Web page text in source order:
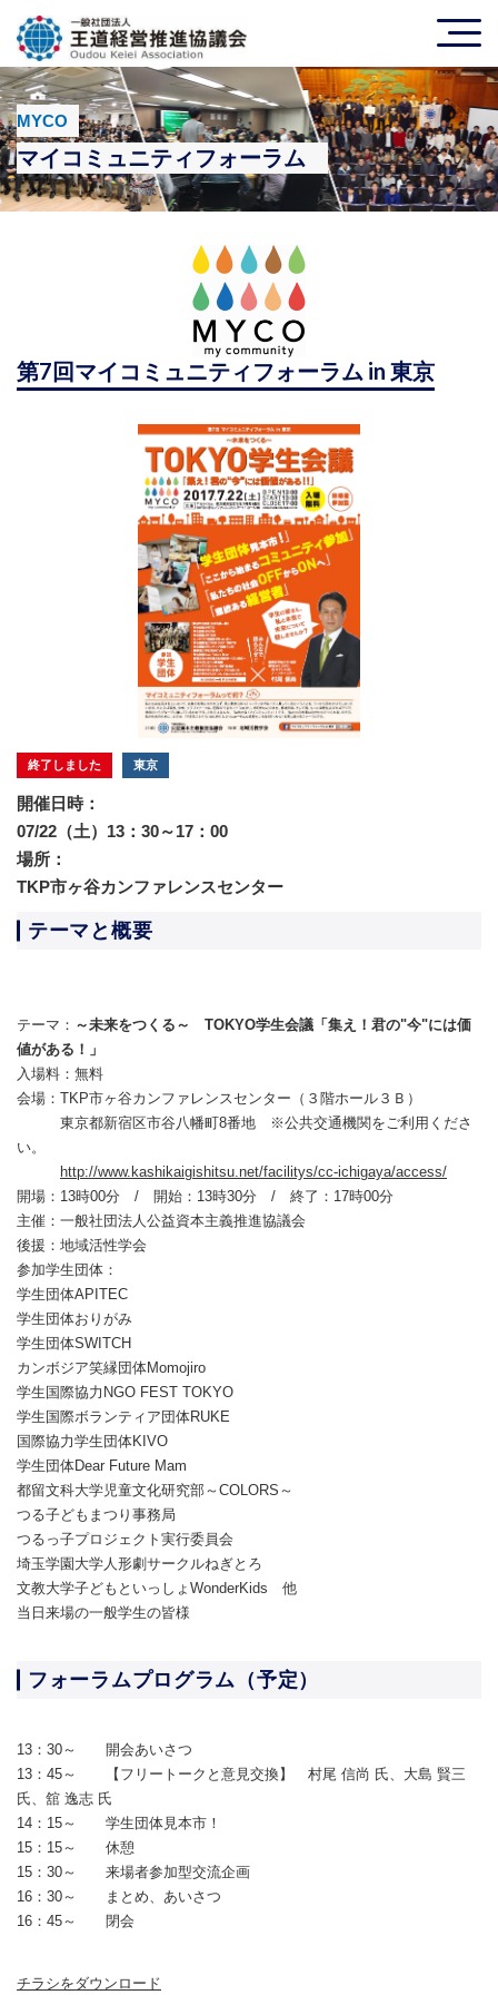
MYCO
マイコミュニティフォーラム
第7回マイコミュニティフォーラム in 東京
終了しました 東京
開催日時：
07/22（土）13：30～17：00
場所：
TKP市ヶ谷カンファレンスセンター
テーマと概要
テーマ： ～未来をつくる～ TOKYO学生会議「集え！君の"今"には価
値がある！」
入場料：無料
会場：TKP市ヶ谷カンファレンスセンター（３階ホール３Ｂ）
東京都新宿区市谷八幡町8番地 ※公共交通機関をご利用くださ
い。
http://www.kashikaigishitsu.net/facilitys/cc-ichigaya/access/
開場：13時00分 / 開始：13時30分 / 終了：17時00分
主催：一般社団法人公益資本主義推進協議会
後援：地域活性学会
参加学生団体：
学生団体APITEC
学生団体おりがみ
学生団体SWITCH
カンボジア笑縁団体Momojiro
学生国際協力NGO FEST TOKYO
学生国際ボランティア団体RUKE
国際協力学生団体KIVO
学生団体Dear Future Mam
都留文科大学児童文化研究部～COLORS～
つる子どもまつり事務局
つるっ子プロジェクト実行委員会
埼玉学園大学人形劇サークルねぎとろ
文教大学子どもといっしょWonderKids 他
当日来場の一般学生の皆様
フォーラムプログラム（予定）
13：30～ 開会あいさつ
13：45～ 【フリートークと意見交換】 村尾 信尚 氏、大島 賢三
氏、舘 逸志 氏
14：15～ 学生団体見本市！
15：15～ 休憩
15：30～ 来場者参加型交流企画
16：30～ まとめ、あいさつ
16：45～ 閉会
チラシをダウンロード